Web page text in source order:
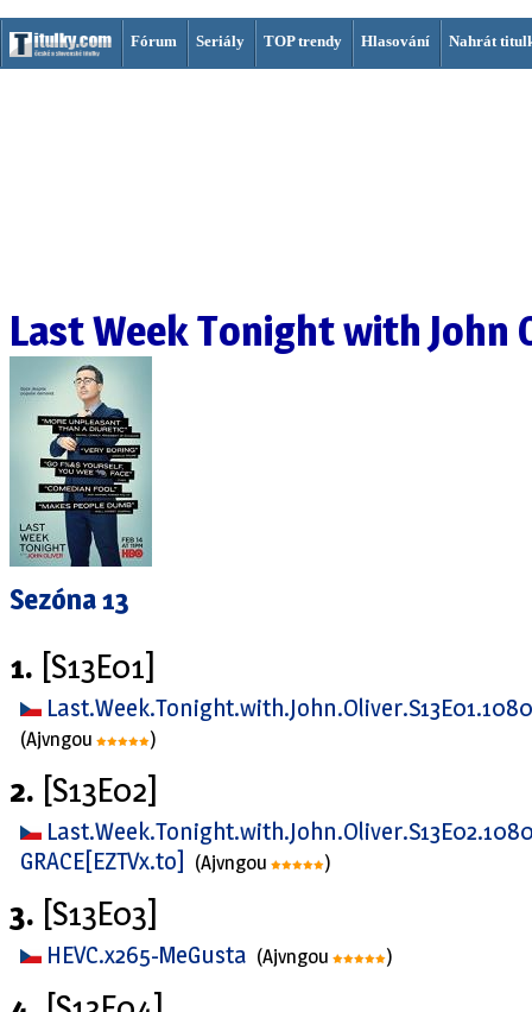
Fórum Seriály TOP trendy Hlasování Nahrát
Last Week Tonight with John
Sezóna 13
1. [S13E01]
(Ajvngou )
2. [S13E02]
GRACE[EZTVx.to] (Ajvngou )
3. [S13E03]
HEVC.x265-MeGusta (Ajvngou )